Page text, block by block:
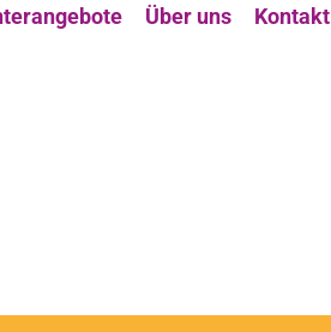
Über uns Kontakt